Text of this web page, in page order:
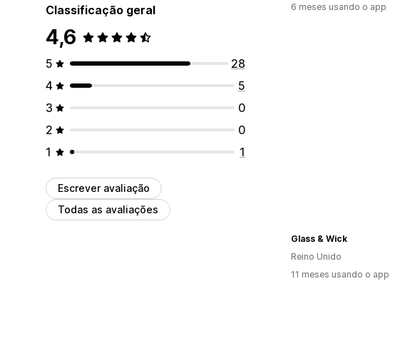
Classificação geral
4,6
5
28
4
5
3
0
2
0
1
1
Escrever avaliação
Todas as avaliações
6 meses usando o app
Glass & Wick
Reino Unido
11 meses usando o app